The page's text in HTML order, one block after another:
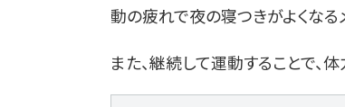
動の疲れで夜の寝つきがよくなる
また、継続して運動することで、